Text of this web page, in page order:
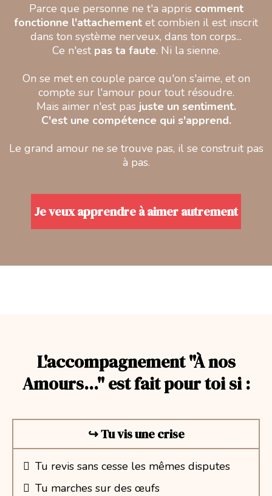
Parce que personne ne t'a appris comment
fonctionne l'attachement et combien il est inscrit
dans ton système nerveux, dans ton corps...
Ce n'est pas ta faute. Ni la sienne.
On se met en couple parce qu'on s'aime, et on
compte sur l'amour pour tout résoudre.
Mais aimer n'est pas juste un sentiment.
C'est une compétence qui s'apprend.
Le grand amour ne se trouve pas, il se construit pas
à pas.
Je veux apprendre à aimer autrement
L'accompagnement "À nos
Amours..." est fait pour toi si :
↪︎ Tu vis une crise
Tu revis sans cesse les mêmes disputes
Tu marches sur des œufs